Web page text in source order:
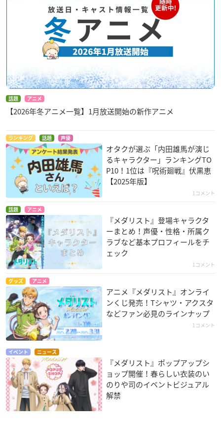
話題 アニメ
【2026年冬アニメ一覧】1月放送開始の新作アニメ
ランキング 話題 声優
オタクが選ぶ「内田雄馬が演じ
るキャラクター」ランキングTO
P10！1位は『呪術廻戦』伏黒恵
【2025年版】
1コメント
話題 アニメ
『メダリスト』登場キャラクタ
ーまとめ！声優・性格・所属ク
ラブなど基本プロフィールをチ
ェック
1コメント
グッズ アニメ
アニメ『メダリスト』オンライ
ンくじ発売！Tシャツ・アクスタ
などファン必見のラインナップ
1コメント
イベント ニュース
『メダリスト』ポップアップシ
ョップ開催！春らしい衣装のい
のりや司のイベントビジュアル
解禁